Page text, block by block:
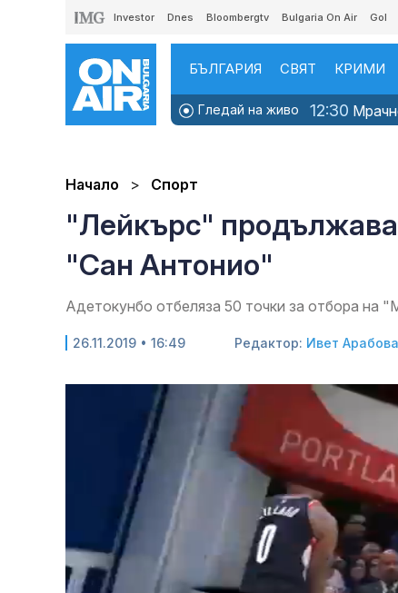
Investor Dnes Bloombergtv Bulgaria On Air Gol
БЪЛГАРИЯ СВЯТ КРИМИ
Гледай на живо 12:30
Начало Спорт
"Лейкърс"
"Сан Антонио"
Адетокунбо отбеляза 50 точки за отбора на
26.11.2019 • 16:49 Редактор: Ивет Арабова